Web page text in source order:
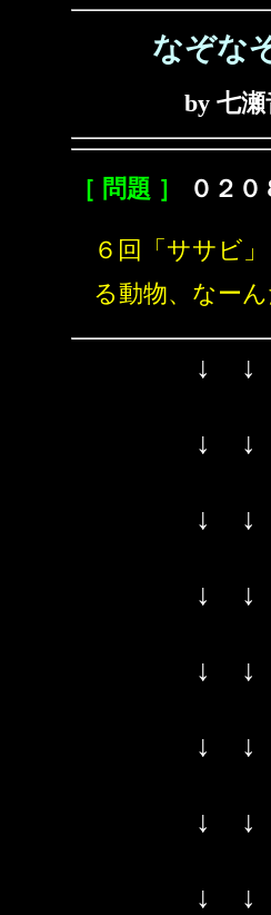
なぞな
by 七瀬
［ 問題 ］ ０２０
６回「ササビ
る動物、なーん
↓ ↓
↓ ↓
↓ ↓
↓ ↓
↓ ↓
↓ ↓
↓ ↓
↓ ↓